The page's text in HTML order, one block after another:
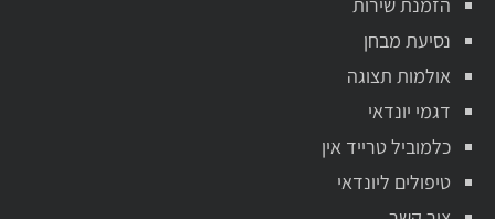
נסיעת מבחן
אולמות תצוגה
דגמי יונדאי
כלמוביל טרייד אין
טיפולים ליונדאי